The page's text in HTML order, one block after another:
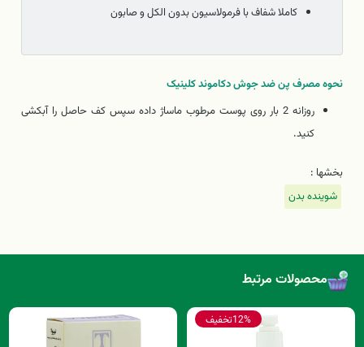
کاملا شفاف با فرمولاسیون بدون الکل و صابون
نحوه مصرف پن ضد جوش دکاموند کلینیک
روزانه 2 بار روی پوست مرطوب ماساژ داده سپس کف حاصل را آبکشی
کنید.
بخشها :
شوینده بدن
محصولات مرتبط
12%تخفیف